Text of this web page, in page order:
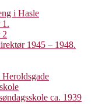
i Hasle
1.
2
1945 – 1948.
Heroldsgade
ca. 1939